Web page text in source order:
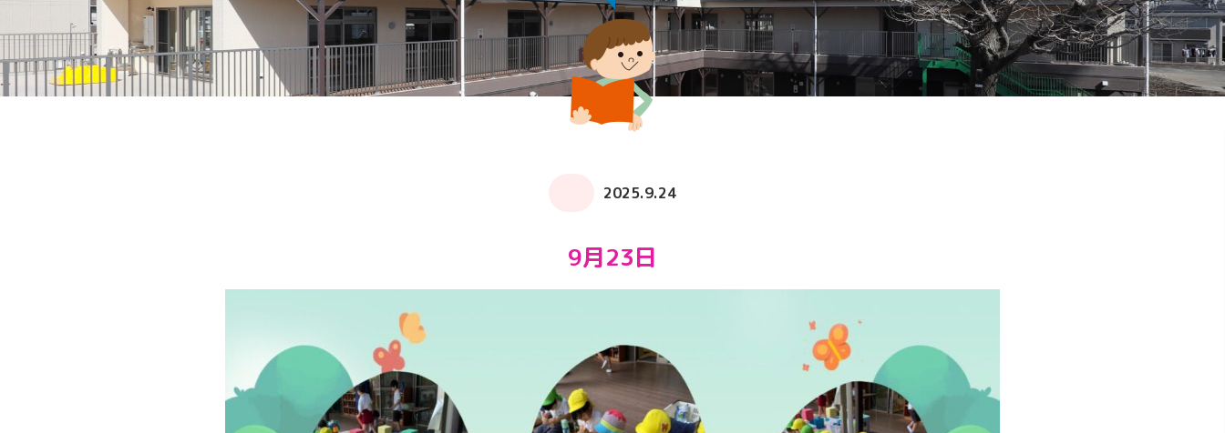
教育保育について 通園方法 ICTの利用 園の概要
園の環境 生活の流れ クラスについて 給食・食育 預かり保育 課外教室
募集案内
入園説明会
未就園児教室
園庭開放
子育てサロン ぽかぽか
地域開放
アクセスMAP 求人情報 お問い合わせ
2025.9.24
9月23日